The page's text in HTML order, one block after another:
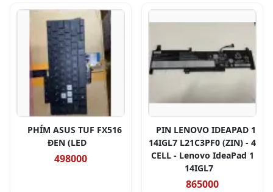
PHÍM ASUS TUF FX516
ĐEN (LED
498000
PIN LENOVO IDEAPAD 1
14IGL7 L21C3PF0 (ZIN) - 4
CELL - Lenovo IdeaPad 1
14IGL7
865000